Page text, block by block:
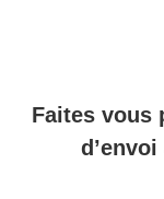
Faites vous